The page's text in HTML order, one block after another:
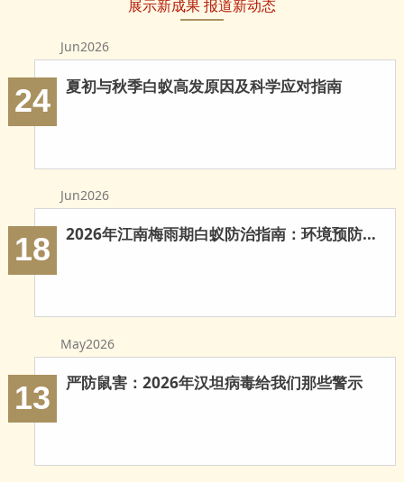
台州白蚁防治
玉环白蚁防治
三门白蚁防治
广州白蚁防治
东莞白蚁防治
深圳白蚁防治
展示新成果 报道新动态
Jun2026
24 夏初与秋季白蚁高发原因及科学应对指南
Jun2026
18 2026年江南梅雨期白蚁防治指南：环境预防与科学灭治
May2026
13 严防鼠害：2026年汉坦病毒给我们那些警示